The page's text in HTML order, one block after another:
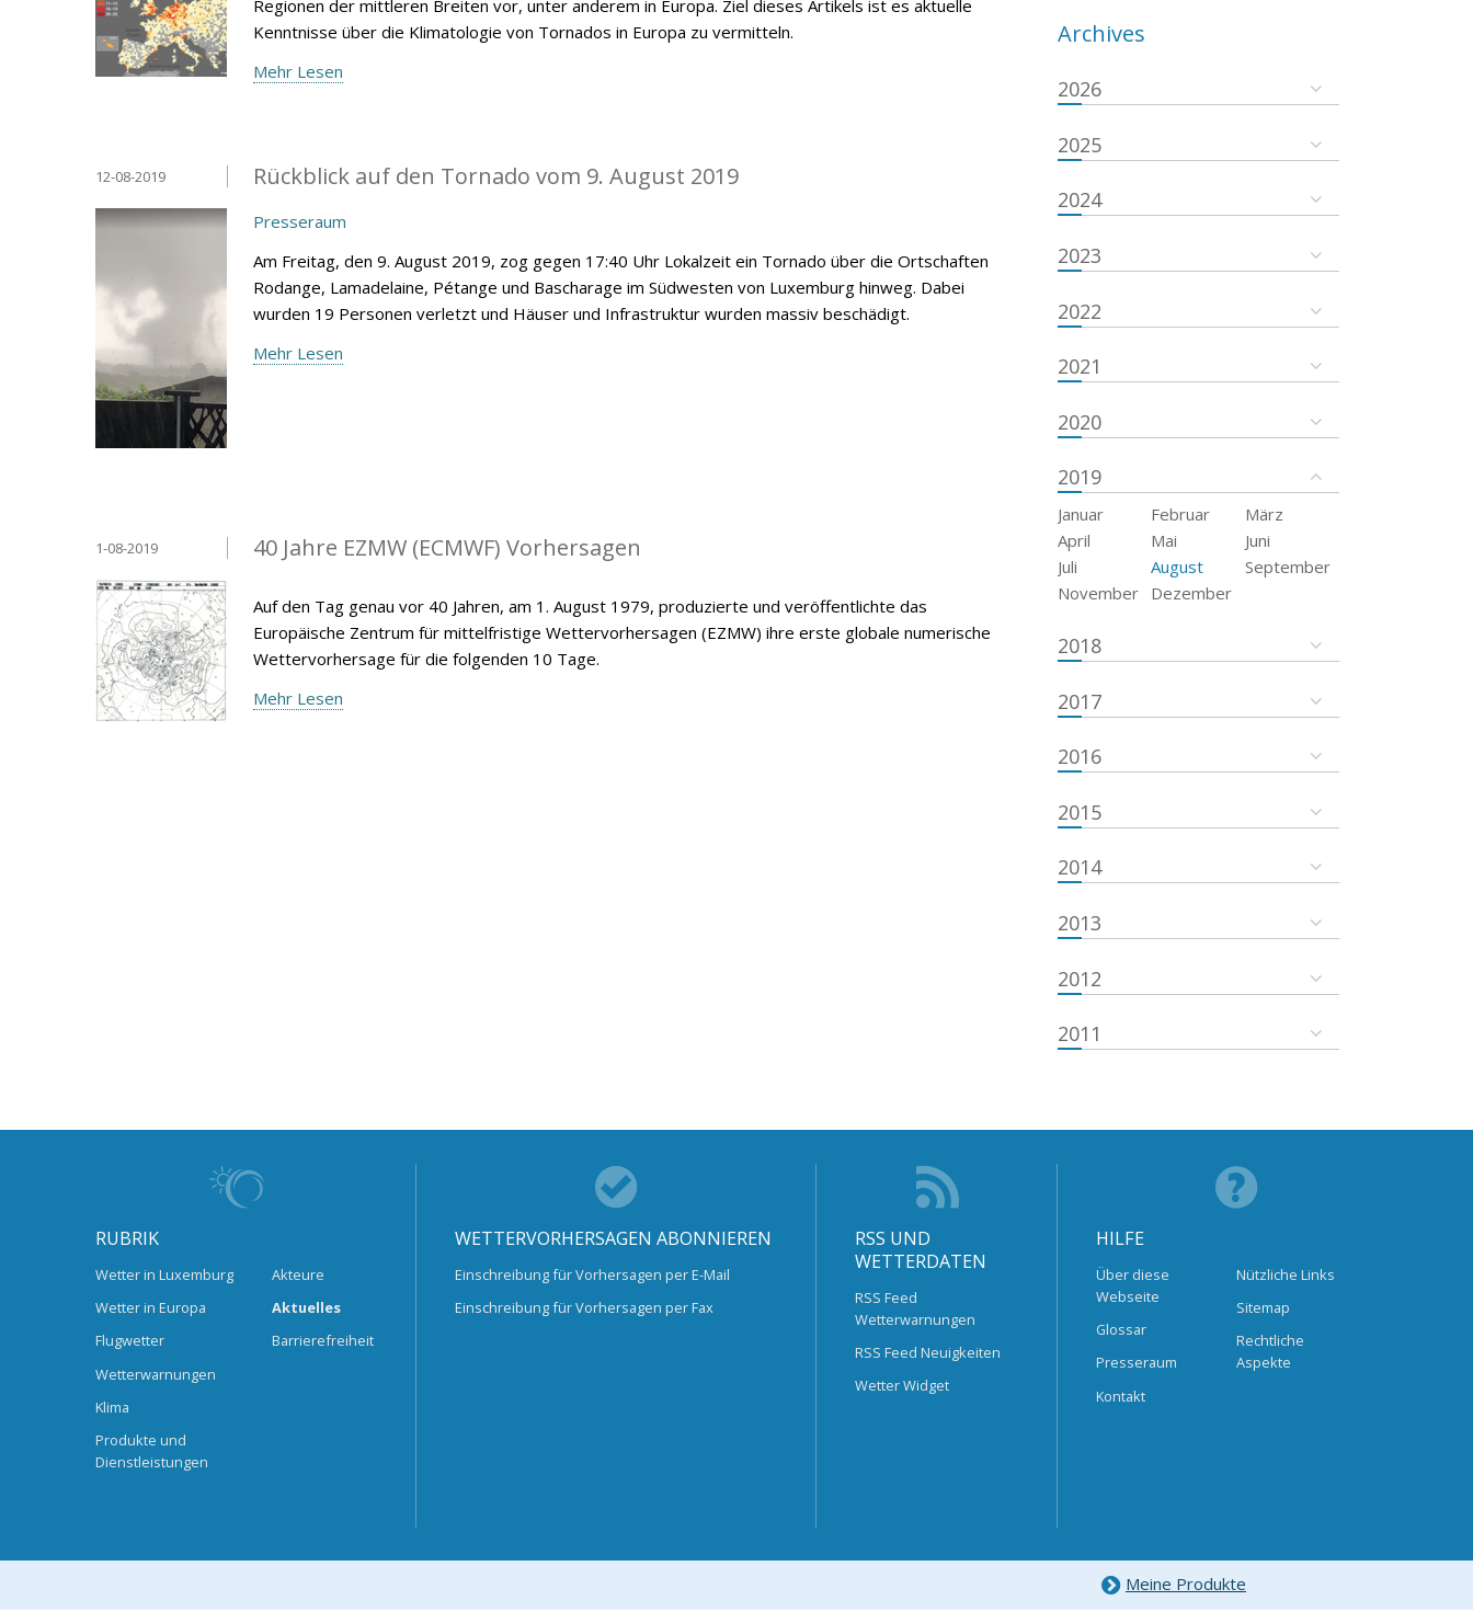
Regionen der mittleren Breiten vor, unter anderem in Europa. Ziel dieses Artikels ist es aktuelle
Kenntnisse über die Klimatologie von Tornados in Europa zu vermitteln.
Mehr Lesen
Rückblick auf den Tornado vom 9. August 2019
12-08-2019
Presseraum
Am Freitag, den 9. August 2019, zog gegen 17:40 Uhr Lokalzeit ein Tornado über die Ortschaften
Rodange, Lamadelaine, Pétange und Bascharage im Südwesten von Luxemburg hinweg. Dabei
wurden 19 Personen verletzt und Häuser und Infrastruktur wurden massiv beschädigt.
Mehr Lesen
40 Jahre EZMW (ECMWF) Vorhersagen
1-08-2019
Auf den Tag genau vor 40 Jahren, am 1. August 1979, produzierte und veröffentlichte das
Europäische Zentrum für mittelfristige Wettervorhersagen (EZMW) ihre erste globale numerische
Wettervorhersage für die folgenden 10 Tage.
Mehr Lesen
Archives
2026
2025
2024
2023
2022
2021
2020
2019
Januar Februar
März
April
Mai
Juni
Juli
August
September
November
Dezember
2018
2017
2016
2015
2014
2013
2012
2011
RUBRIK
Wetter in Luxemburg
Wetter in Europa
Flugwetter
Wetterwarnungen
Klima
Produkte und
Dienstleistungen
Akteure
Aktuelles
Barrierefreiheit
WETTERVORHERSAGEN ABONNIEREN
Einschreibung für Vorhersagen per E-Mail
Einschreibung für Vorhersagen per Fax
RSS UND
WETTERDATEN
RSS Feed
Wetterwarnungen
RSS Feed Neuigkeiten
Wetter Widget
HILFE
Über diese
Webseite
Glossar
Presseraum
Kontakt
Nützliche Links
Sitemap
Rechtliche
Aspekte
Meine Produkte